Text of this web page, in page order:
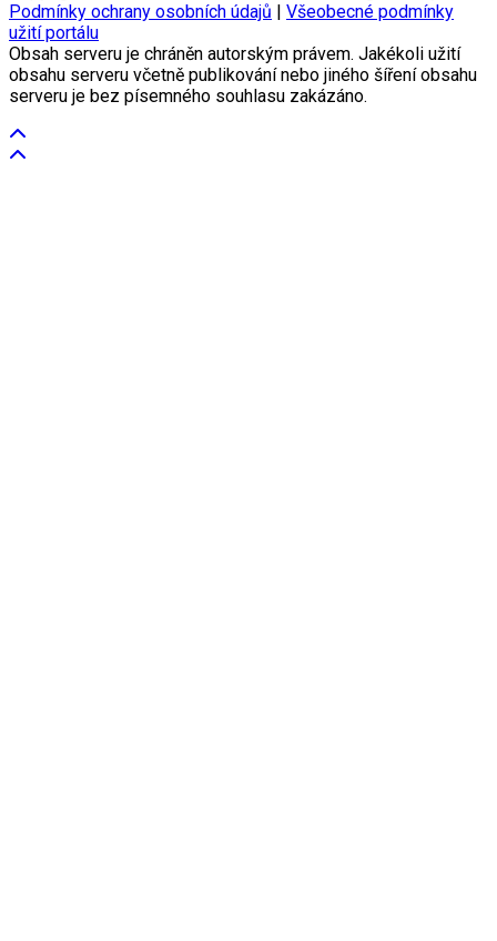
Podmínky ochrany osobních údajů
Všeobecné podmínky
užití portálu
Obsah serveru je chráněn autorským právem. Jakékoli užití
obsahu serveru včetně publikování nebo jiného šíření obsahu
serveru je bez písemného souhlasu zakázáno.